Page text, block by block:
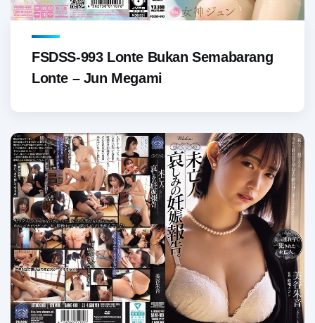
FSDSS-993 Lonte Bukan Semabarang
Lonte – Jun Megami